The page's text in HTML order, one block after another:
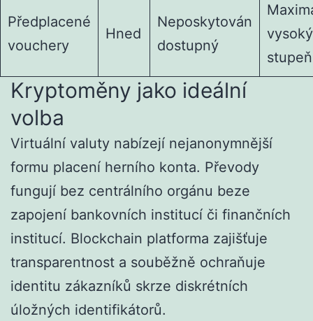
Předplacené
vouchery
Hned
Neposkytován
dostupný
vysoký
stupeň
Kryptoměny jako ideální
volba
Virtuální valuty nabízejí nejanonymnější
formu placení herního konta. Převody
fungují bez centrálního orgánu beze
zapojení bankovních institucí či finančních
institucí. Blockchain platforma zajišťuje
transparentnost a souběžně ochraňuje
identitu zákazníků skrze diskrétních
úložných identifikátorů.